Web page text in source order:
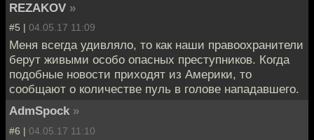
REZAKOV »
#5 | 04.05.17 11:09
Меня всегда удивляло, то как наши правоохранители
берут живыми особо опасных преступников. Когда
подобные новости приходят из Америки, то
сообщают о количестве пуль в голове нападавшего.
AdmSpock »
#6 | 04.05.17 11:10